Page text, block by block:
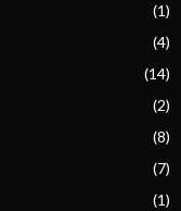
(1)
(4)
(14)
(2)
(8)
(7)
(1)